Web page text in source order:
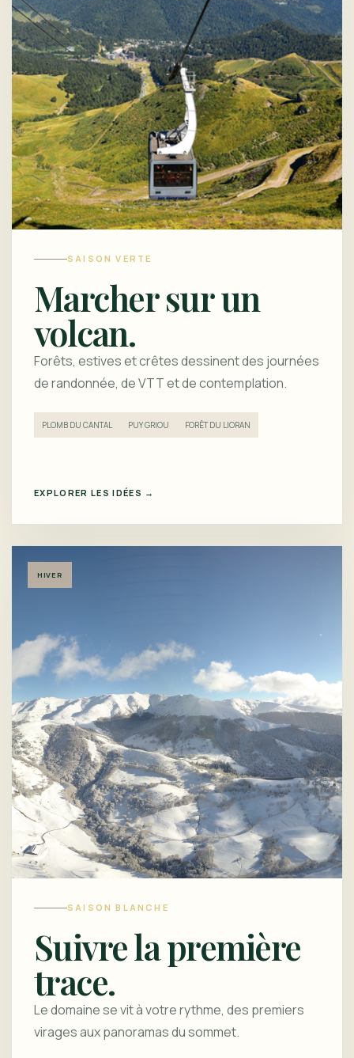
SAISON VERTE
Marcher sur un
volcan.
Forêts, estives et crêtes dessinent des journées
de randonnée, de VTT et de contemplation.
PLOMB DU CANTAL PUY GRIOU FORÊT DU LIORAN
EXPLORER LES IDÉES →
HIVER
SAISON BLANCHE
Suivre la première
trace.
Le domaine se vit à votre rythme, des premiers
virages aux panoramas du sommet.